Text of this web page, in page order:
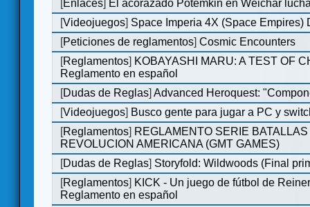
[Enlaces] El acorazado Potemkin en Weichar
[Videojuegos] Space Imperia 4X (Space Empires)
[Peticiones de reglamentos]Cosmic Encounters
[Reglamentos] KOBAYASHI MARU: A TEST OF
Reglamento en español
[Dudas de Reglas]Advanced Heroquest:
[Videojuegos] Busco gente para jugar a PC y
[Reglamentos] REGLAMENTO SERIE
REVOLUCION AMERICANA (GMT GAMES)
[Dudas de Reglas] Storyfold: Wildwoods (Final
[Reglamentos] KICK - Un juego de fútbol de
Reglamento en español